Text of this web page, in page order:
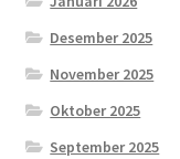
Desember 2025
November 2025
Oktober 2025
September 2025